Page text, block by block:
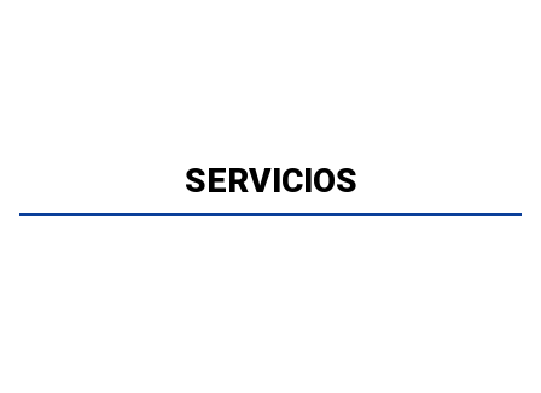
SERVICIOS